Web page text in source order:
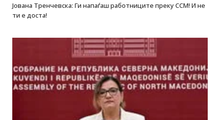
Јована Тренчевска: Ги напаѓаш работниците преку ССМ! И не
ти е доста!